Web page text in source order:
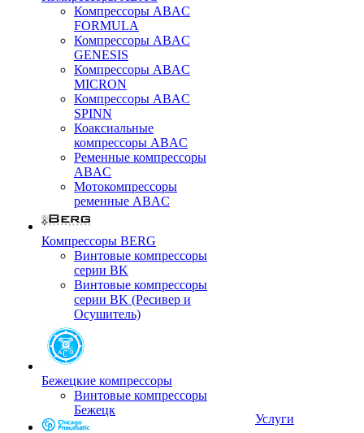
Компрессоры ABAC
FORMULA
Компрессоры ABAC
GENESIS
Компрессоры ABAC
MICRON
Компрессоры ABAC
SPINN
Коаксиальные
компрессоры ABAC
Ременные компрессоры
ABAC
Мотокомпрессоры
ременные ABAC
Компрессоры BERG
Винтовые компрессоры
серии BK
Винтовые компрессоры
серии BK (Ресивер и
Осушитель)
Бежецкие компрессоры
Винтовые компрессоры
Бежецк
Услуги